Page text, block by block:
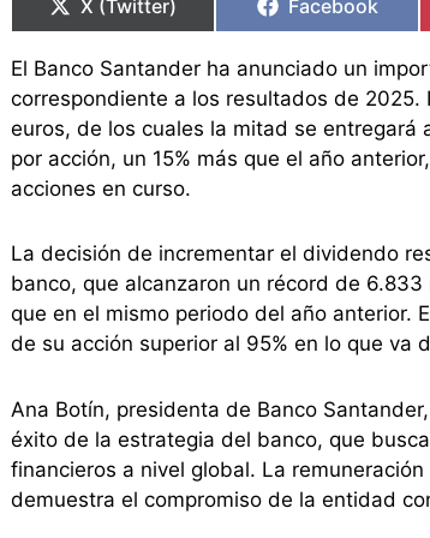
X (Twitter) Facebook
El Banco Santander ha anunciado un
correspondiente a los resultados de
euros, de los cuales la mitad se entregará
por acción, un 15% más que el año
acciones en curso.
La decisión de incrementar el dividendo
banco, que alcanzaron un récord de
que en el mismo periodo del año anterior.
de su acción superior al 95% en lo que va
Ana Botín, presidenta de Banco
éxito de la estrategia del banco, que
financieros a nivel global. La
demuestra el compromiso de la entidad